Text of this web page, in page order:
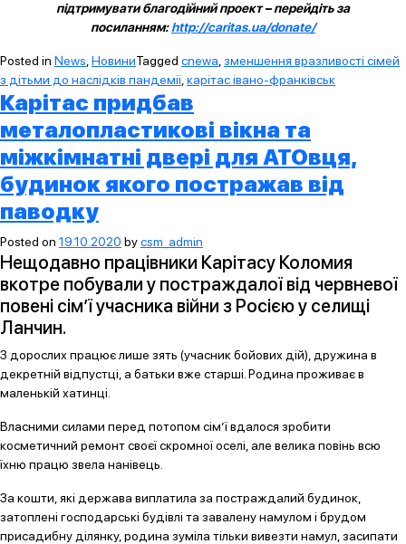
підтримувати благодійний проект – перейдіть за
посиланням:http://caritas.ua/donate/
Posted in News НовиниTagged cnewa зменшення вразливості сімей
з дітьми до наслідків пандемії карітас івано-франківськ
Карітас придбав
металопластикові вікна та
міжкімнатні двері для АТОвця,
будинок якого постражав від
паводку
Posted on 19.10.2020 bycsm_admin
Нещодавно працівники Карітасу Коломия
вкотре побували у постраждалої від червневої
повені сім’ї учасника війни з Росією у селищі
Ланчин.
З дорослих працює лише зять (учасник бойових дій), дружина в
декретній відпустці, а батьки вже старші. Родина проживає в
маленькій хатинці.
Власними силами перед потопом сім’ї вдалося зробити
косметичний ремонт своєї скромної оселі, але велика повінь всю
їхню працю звела нанівець.
За кошти, які держава виплатила за постраждалий будинок,
затоплені господарські будівлі та завалену намулом і брудом
присадибну ділянку, родина зуміла тільки вивезти намул, засипати